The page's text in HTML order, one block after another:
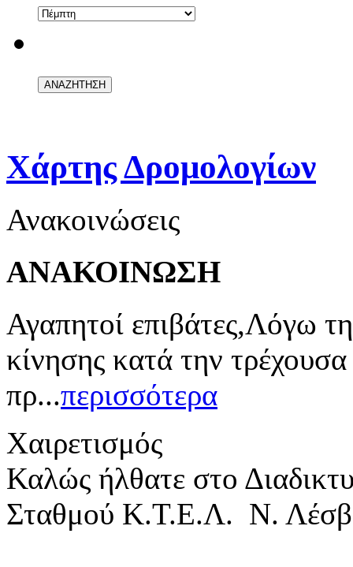
Χάρτης Δρομολογίων
Ανακοινώσεις
ΑΝΑΚΟΙΝΩΣΗ
Αγαπητοί επιβάτες,Λόγω
κίνησης κατά την
πρ...περισσότερα
Χαιρετισμός
Καλώς ήλθατε στο
Σταθμού Κ.Τ.Ε.Λ. Ν.